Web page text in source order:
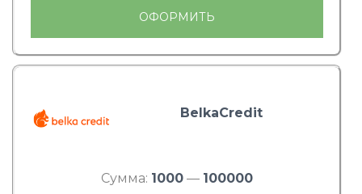
ОФОРМИТЬ
BelkaCredit
Сумма: 1000 — 100000